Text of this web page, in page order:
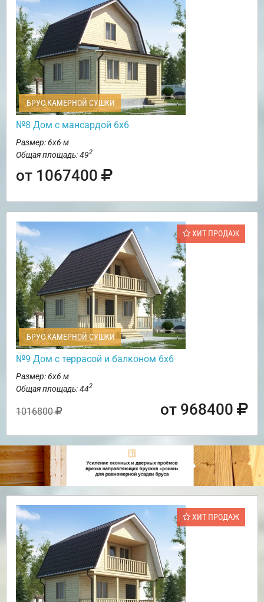
БРУС КАМЕРНОЙ СУШКИ
№8 Дом с мансардой 6х6
Размер: 6х6 м
Общая площадь: 492
от 1067400
ХИТ ПРОДАЖ
БРУС КАМЕРНОЙ СУШКИ
№9 Дом с террасой и балконом 6х6
Размер: 6х6 м
Общая площадь: 442
1016800 от 968400
ХИТ ПРОДАЖ